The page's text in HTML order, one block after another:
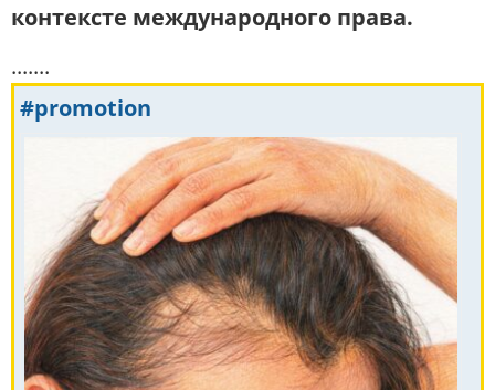
контексте международного права.
.......
#promotion